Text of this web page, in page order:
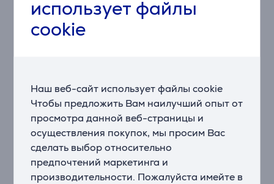
использует файлы
cookie
Наш веб-сайт использует файлы cookie
Чтобы предложить Вам наилучший опыт от
просмотра данной веб-страницы и
осуществления покупок, мы просим Вас
сделать выбор относительно
предпочтений маркетинга и
производительности. Пожалуйста имейте в
Снизьте количество помех с помощью мыши Mydo.
Две тихие основные клавиши обеспечивают
Увеличивайте или уменьшайте скорость
Иногда работа требует быстрых движений, иногда –
внимательной точности. Эта мышь с регулируемой
скоростью курсора (1000-1800 точек на дюйм)
позволит Вам выбирать подходящую скорость.